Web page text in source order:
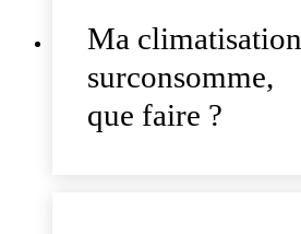
Ma climatisation
surconsomme,
que faire ?